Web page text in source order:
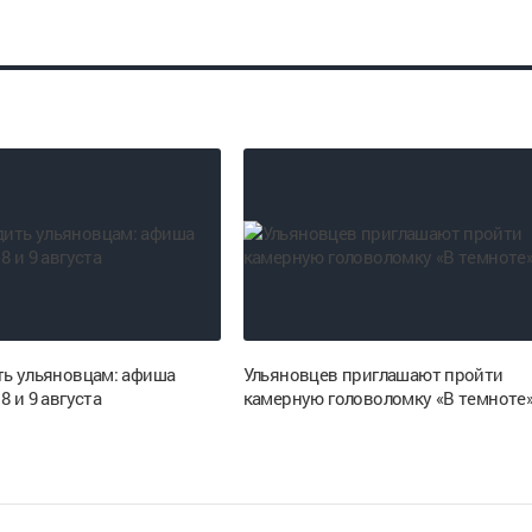
ульяновцам: афиша
и 9 августа
Ульяновцев приглашают пройти
камерную головоломку «В